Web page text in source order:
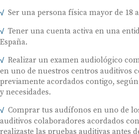
Ser una persona física mayor de 18
Tener una cuenta activa en una
España.
Realizar un examen audiológico
en uno de nuestros centros auditivos
previamente acordados contigo,
y necesidades.
Comprar tus audífonos en uno de
auditivos colaboradores acordados
realizaste las pruebas auditivas antes